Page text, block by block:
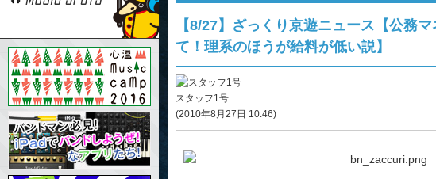
【8/27】ざっくり京遊ニュース【公務
て！理系のほうが給料が低い説】
スタッフ1号
(2010年8月27日 10:46)